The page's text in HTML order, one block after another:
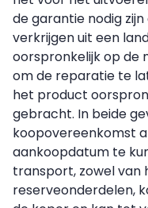
de garantie nodig
verkrijgen uit een
oorspronkelijk op de
om de reparatie te
het product
gebracht. In beide
koopovereenkomst
aankoopdatum te
transport, zowel van
reserveonderdelen,